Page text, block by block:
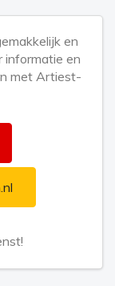
en
informatie en
met Artiest-